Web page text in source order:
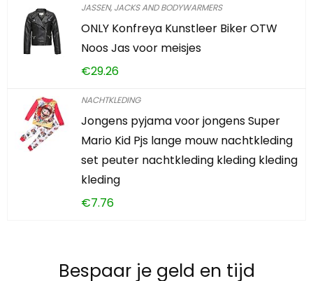
JASSEN, JACKS AND BODYWARMERS
ONLY Konfreya Kunstleer Biker OTW
Noos Jas voor meisjes
€29.26
NACHTKLEDING
Jongens pyjama voor jongens Super
Mario Kid Pjs lange mouw nachtkleding
set peuter nachtkleding kleding kleding
kleding
€7.76
Bespaar je geld en tijd